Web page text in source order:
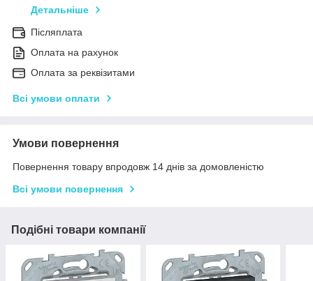
Детальніше
Післяплата
Оплата на рахунок
Оплата за реквізитами
Всі умови оплати
Умови повернення
Повернення товару впродовж 14 днів за домовленістю
Всі умови повернення
Подібні товари компанії